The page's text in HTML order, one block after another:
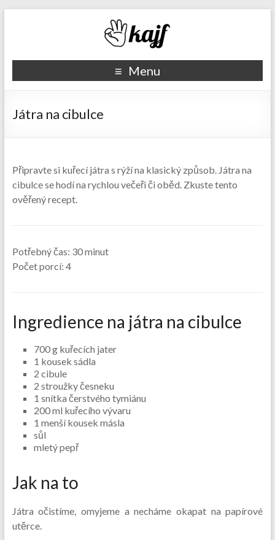
Recepty kajf.cz
Menu
Játra na cibulce
Připravte si kuřecí játra s rýží na klasický způsob. Játra na
cibulce se hodí na rychlou večeři či oběd. Zkuste tento
ověřený recept.
Potřebný čas: 30 minut
Počet porcí: 4
Ingredience na játra na cibulce
700 g kuřecích jater
1 kousek sádla
2 cibule
2 stroužky česneku
1 snítka čerstvého tymiánu
200 ml kuřecího vývaru
1 menší kousek másla
sůl
mletý pepř
Jak na to
Játra očistíme, omyjeme a necháme okapat na papírové
utěrce.